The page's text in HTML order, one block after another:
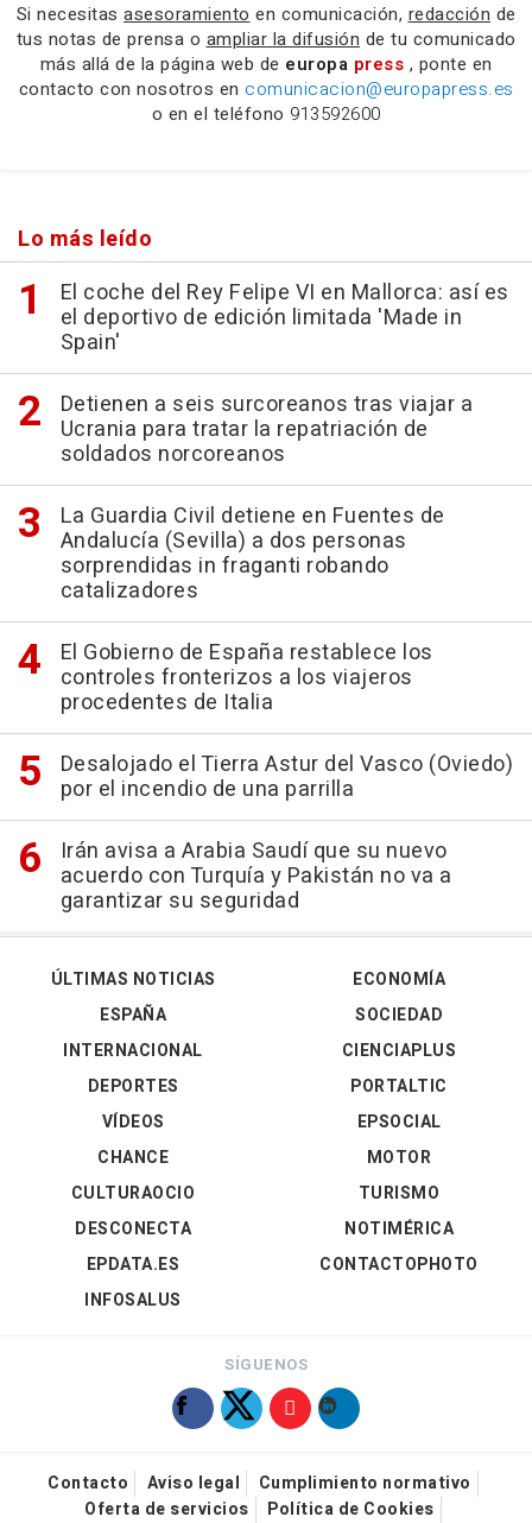
Si necesitas asesoramiento en comunicación, redacción de
tus notas de prensa o ampliar la difusión de tu comunicado
más allá de la página web de europa press , ponte en
contacto con nosotros en comunicacion@europapress.es
o en el teléfono 913592600
Lo más leído
El coche del Rey Felipe VI en Mallorca: así es
el deportivo de edición limitada 'Made in
Spain'
Detienen a seis surcoreanos tras viajar a
Ucrania para tratar la repatriación de
soldados norcoreanos
La Guardia Civil detiene en Fuentes de
Andalucía (Sevilla) a dos personas
sorprendidas in fraganti robando
catalizadores
El Gobierno de España restablece los
controles fronterizos a los viajeros
procedentes de Italia
Desalojado el Tierra Astur del Vasco (Oviedo)
por el incendio de una parrilla
Irán avisa a Arabia Saudí que su nuevo
acuerdo con Turquía y Pakistán no va a
garantizar su seguridad
ÚLTIMAS NOTICIAS
ESPAÑA
INTERNACIONAL
DEPORTES
VÍDEOS
ECONOMÍA
SOCIEDAD
CIENCIAPLUS
PORTALTIC
EPSOCIAL
CHANCE
CULTURAOCIO
DESCONECTA
EPDATA.ES
INFOSALUS
MOTOR
TURISMO
NOTIMÉRICA
CONTACTOPHOTO
SÍGUENOS
Contacto Aviso legal
Cumplimiento normativo
Oferta de servicios
Política de Cookies